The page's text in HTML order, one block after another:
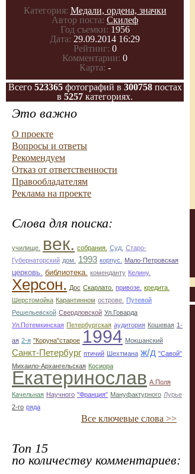
Категория: Медали, ордена, значки
Автор поста: Скилеф
Год съемки: 1956
Дата: 29.09.2014 16:29
Рейтинг: 0
Комментарии: 0
Карта: -
Всего 523365фотографий в 300758постах
в 5257 категориях.
Это важно
О проекте
Вопросы и ответы
Рекомендуем
Отказ от ответственности
Правообладателям
Реклама на проекте
Слова для поиска:
училище. век. собрания. Суд. Старо-
Губернаторский дом. 1993 корпус. Мало-Петровская
церковь. библиотека. коменданту Келину.
Херсон. Дос Скарлато. привозе. кредита.
Шерстомойка Карантинном острове.
Путевой
Решельевской Свердловской Ул.Говарда
Ул.Потемкинская Петербургская аудитория Кошевая 1-
ая 2-я "Коруна"старое 1994 Мокшанский
Санкт-Петербург птичий Шехтмана ж/д "Савой"
Михаило-Архангельская Косиора
Екатеринослав А.Поля
Качельная Научного "Франция" Мануфактурного Лурье
2-го ряда
Все ключевые слова >>
Топ 15
по количеству комментариев: